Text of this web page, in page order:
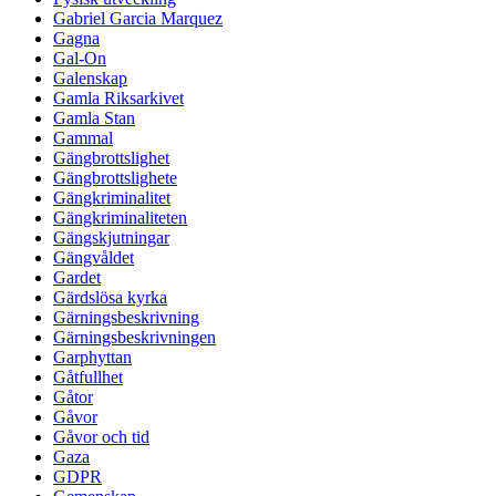
Gabriel Garcia Marquez
Gagna
Gal-On
Galenskap
Gamla Riksarkivet
Gamla Stan
Gammal
Gängbrottslighet
Gängbrottslighete
Gängkriminalitet
Gängkriminaliteten
Gängskjutningar
Gängvåldet
Gardet
Gärdslösa kyrka
Gärningsbeskrivning
Gärningsbeskrivningen
Garphyttan
Gåtfullhet
Gåtor
Gåvor
Gåvor och tid
Gaza
GDPR